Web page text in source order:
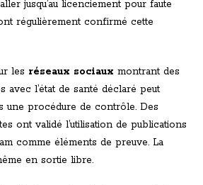
jusqu’au licenciement pour faute
régulièrement confirmé cette
les réseaux sociaux montrant des
avec l’état de santé déclaré peut
une procédure de contrôle. Des
ont validé l’utilisation de publications
comme éléments de preuve. La
en sortie libre.